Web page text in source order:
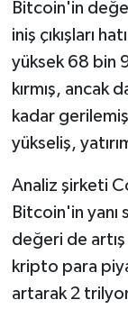
Bitcoin'in
iniş çıkışları
yüksek 68 bin
kırmış, ancak
kadar
yükseliş,
Analiz şirketi
Bitcoin'in yanı
değeri de
kripto para
artarak 2
SEÇİM
ÜÇÜNCÜ
BİLİMNET
Yemek
SİVİL
SEÇİM